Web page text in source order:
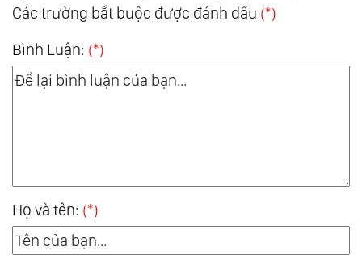
Các trường bắt buộc được đánh dấu (*)
Bình Luận: (*)
Họ và tên: (*)